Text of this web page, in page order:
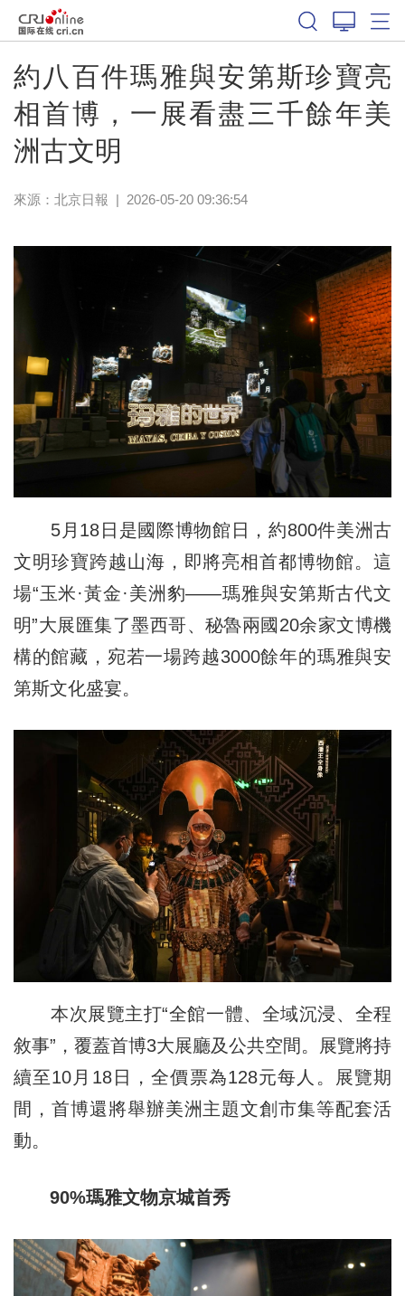
約八百件瑪雅與安第斯珍寶亮
相首博，一展看盡三千餘年美
洲古文明
來源： 北京日報 | 2026-05-20 09:36:54
5月18日是國際博物館日，約800件美洲古
文明珍寶跨越山海，即將亮相首都博物館。這
場“玉米·黃金·美洲豹——瑪雅與安第斯古代文
明”大展匯集了墨西哥、秘魯兩國20余家文博機
構的館藏，宛若一場跨越3000餘年的瑪雅與安
第斯文化盛宴。
本次展覽主打“全館一體、全域沉浸、全程
敘事”，覆蓋首博3大展廳及公共空間。展覽將持
續至10月18日，全價票為128元每人。展覽期
間，首博還將舉辦美洲主題文創市集等配套活
動。
90%瑪雅文物京城首秀